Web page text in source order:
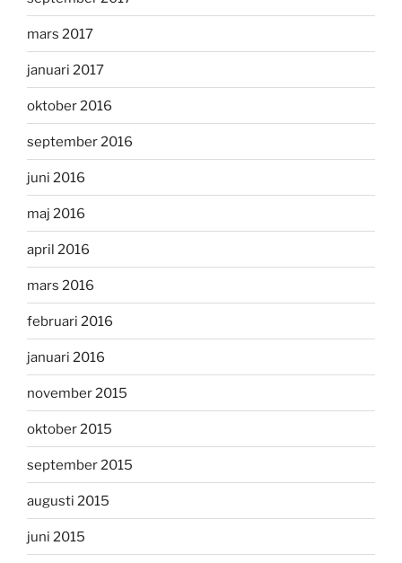
mars 2017
januari 2017
oktober 2016
september 2016
juni 2016
maj 2016
april 2016
mars 2016
februari 2016
januari 2016
november 2015
oktober 2015
september 2015
augusti 2015
juni 2015